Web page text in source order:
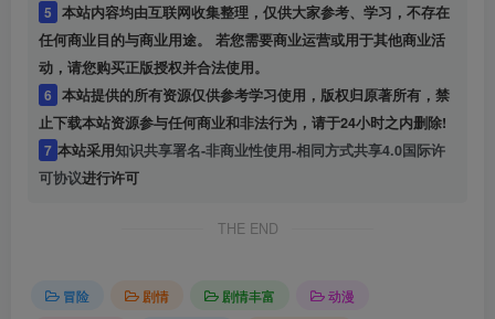
5
任何商业目的与商业用途。 若您需要商业运营或用于其他商业活
动，请您购买正版授权并合法使用。
6 本站提供的所有资源仅供参考学习使用，版权归原著所有，禁
止下载本站资源参与任何商业和非法行为，请于24小时之内删除!
7 本站采用知识共享署名-非商业性使用-相同方式共享4.0国际许
可协议进行许可
THE END
冒险 剧情 剧情丰富
动漫